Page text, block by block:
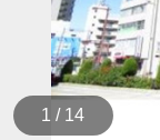
1 / 14